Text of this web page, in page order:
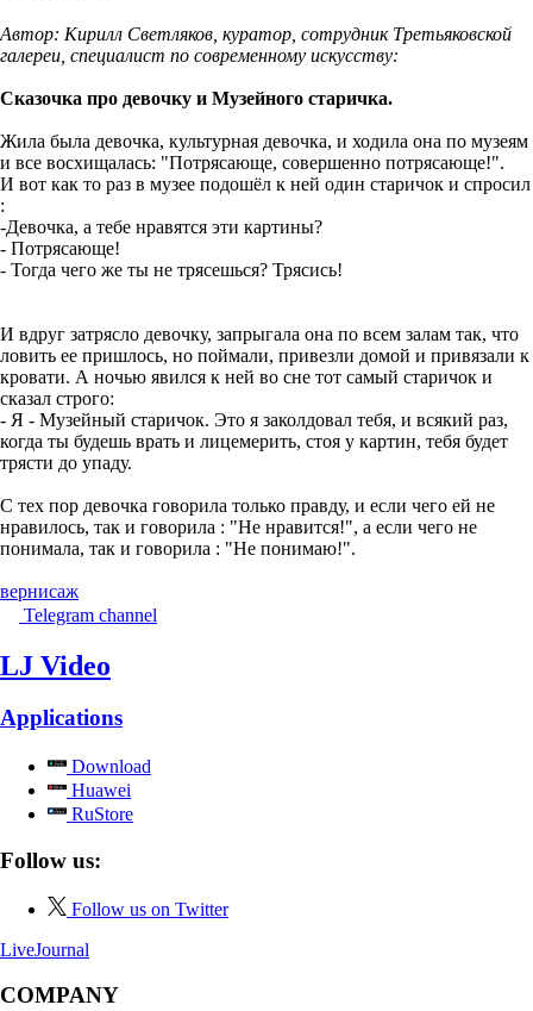
Автор: Кирилл Светляков, куратор, сотрудник Третьяковской
галереи, специалист по современному искусству:
Сказочка про девочку и Музейного старичка.
Жила была девочка, культурная девочка, и ходила она по музеям
и все восхищалась: "Потрясающе, совершенно потрясающе!".
И вот как то раз в музее подошёл к ней один старичок и спросил
:
-Девочка, а тебе нравятся эти картины?
- Потрясающе!
- Тогда чего же ты не трясешься? Трясись!
И вдруг затрясло девочку, запрыгала она по всем залам так, что
ловить ее пришлось, но поймали, привезли домой и привязали к
кровати. А ночью явился к ней во сне тот самый старичок и
сказал строго:
- Я - Музейный старичок. Это я заколдовал тебя, и всякий раз,
когда ты будешь врать и лицемерить, стоя у картин, тебя будет
трясти до упаду.
С тех пор девочка говорила только правду, и если чего ей не
нравилось, так и говорила : "Не нравится!", а если чего не
понимала, так и говорила : "Не понимаю!".
вернисаж
Telegram channel
LJ Video
Applications
Download
Huawei
RuStore
Follow us:
Follow us on Twitter
LiveJournal
COMPANY